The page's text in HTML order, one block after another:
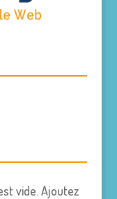
vide. Ajoutez